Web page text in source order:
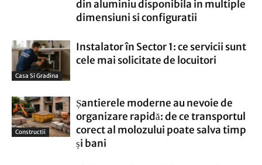
din aluminiu disponibila in multiple
dimensiuni si configuratii
Casa Si Gradina
Instalator în Sector 1: ce servicii sunt
cele mai solicitate de locuitori
Constructii
Șantierele moderne au nevoie de
organizare rapidă: de ce transportul
corect al molozului poate salva timp
și bani